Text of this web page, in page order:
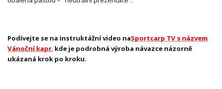
Podívejte se na instruktážní video naSportcarp TV s názvem
Vánoční kapr, kde je podrobná výroba návazce názorně
ukázaná krok po kroku.